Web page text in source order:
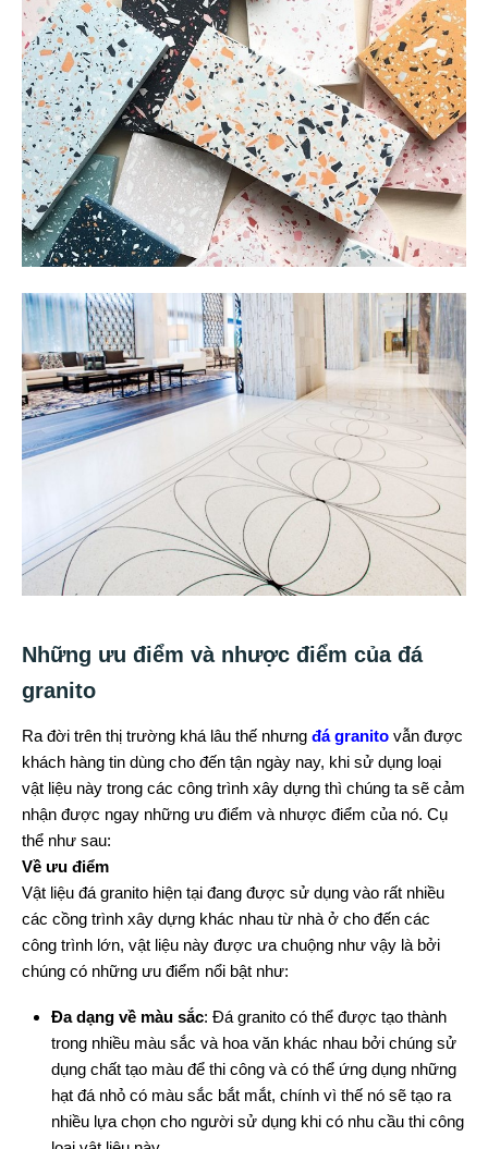
Những ưu điểm và nhược điểm của đá
granito
Ra đời trên thị trường khá lâu thế nhưng đá granito vẫn được
khách hàng tin dùng cho đến tận ngày nay, khi sử dụng loại
vật liệu này trong các công trình xây dựng thì chúng ta sẽ cảm
nhận được ngay những ưu điểm và nhược điểm của nó. Cụ
thể như sau:
Về ưu điểm
Vật liệu đá granito hiện tại đang được sử dụng vào rất nhiều
các cồng trình xây dựng khác nhau từ nhà ở cho đến các
công trình lớn, vật liệu này được ưa chuộng như vậy là bởi
chúng có những ưu điểm nổi bật như:
Đa dạng về màu sắc: Đá granito có thể được tạo thành
trong nhiều màu sắc và hoa văn khác nhau bởi chúng sử
dụng chất tạo màu để thi công và có thể ứng dụng những
hạt đá nhỏ có màu sắc bắt mắt, chính vì thế nó sẽ tạo ra
nhiều lựa chọn cho người sử dụng khi có nhu cầu thi công